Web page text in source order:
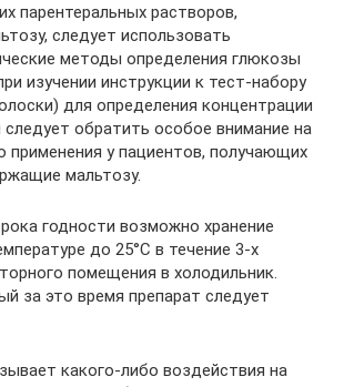
парентеральных растворов,
следует использовать
методы определения глюкозы
изучении инструкции к тест-набору
для определения концентрации
обратить особое внимание на
применения у пациентов, получающих
мальтозу.
годности возможно хранение
до 25°С в течение 3-х
помещения в холодильник.
за это время препарат следует
какого-либо воздействия на